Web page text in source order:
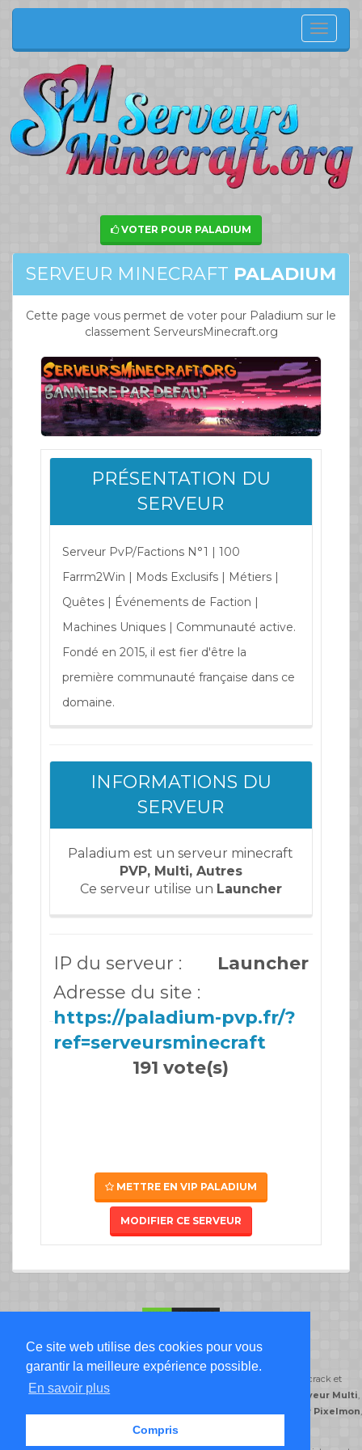
Ce site web utilise des cookies pour vous
garantir la meilleure expérience possible.
En savoir plus
Compris
Menu
de
VOTER POUR PALADIUM
SERVEUR MINECRAFT PALADIUM
Cette page vous permet de voter pour Paladium sur le
classement ServeursMinecraft.org
PRÉSENTATION DU
SERVEUR
Serveur PvP/Factions N°1 | 100
Farrm2Win | Mods Exclusifs | Métiers |
Quêtes | Événements de Faction |
Machines Uniques | Communauté active.
Fondé en 2015, il est fier d'être la
première communauté française dans ce
domaine.
INFORMATIONS DU
SERVEUR
Paladium est un serveur minecraft
PVP, Multi, Autres
Ce serveur utilise un Launcher
IP du serveur :
Launcher
Adresse du site :
https://paladium-pvp.fr/?
ref=serveursminecraft
191 vote(s)
METTRE EN VIP PALADIUM
MODIFIER CE SERVEUR
Liste Serveur Minecraft
ServeursMinecraft.org classe ses serveurs minecraft par type de jeu: crack et
premium,serveur Freebuild serveur Multi,
serveur Pixelmon,
serveur Prison